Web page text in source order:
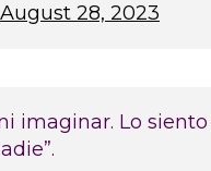
August 28, 2023
imaginar. Lo